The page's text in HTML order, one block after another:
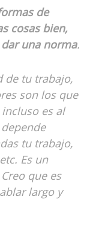
de
cosas bien,
una norma.
de tu trabajo,
son los que
es al
tu trabajo,
Es un
que es
largo y